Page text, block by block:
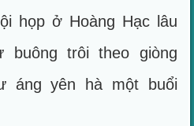
họp ở Hoàng Hạc lâu
buông trôi theo giòng
áng yên hà một buổi